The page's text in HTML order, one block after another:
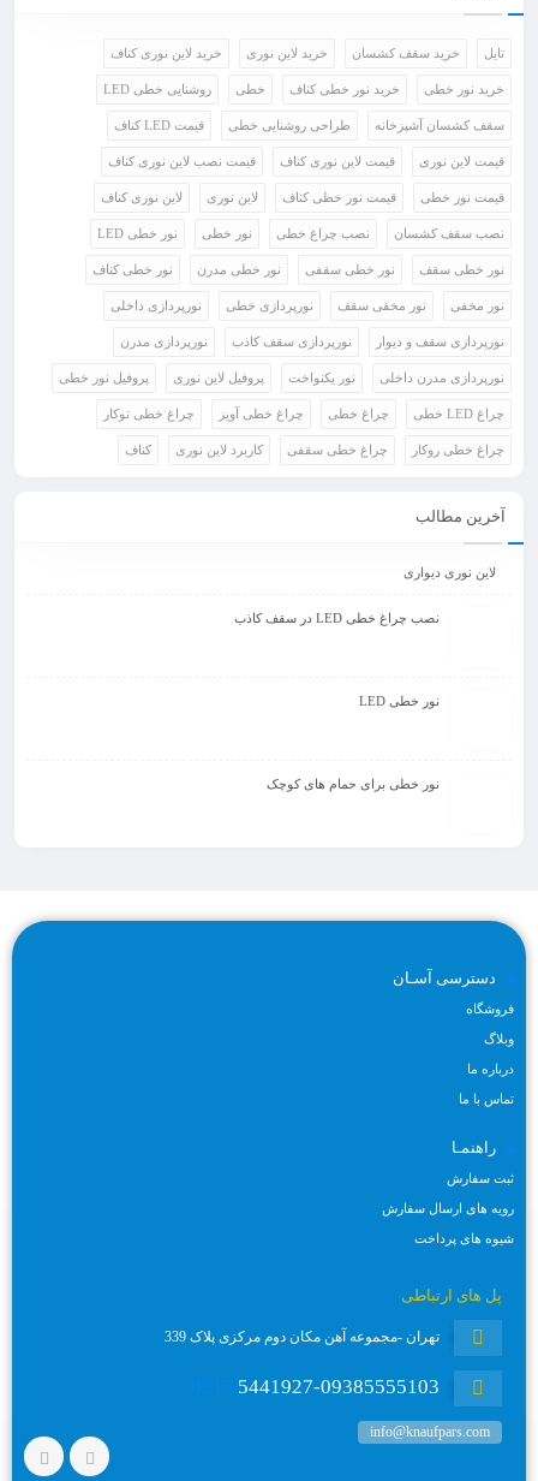
تایل خرید سقف کشسان خرید لاین نوری خرید لاین نوری کناف
خرید نور خطی خرید نور خطی کناف خطی روشنایی خطی LED
سقف کشسان آشپزخانه طراحی روشنایی خطی قیمت LED کناف
قیمت لاین نوری قیمت لاین نوری کناف قیمت نصب لاین نوری کناف
قیمت نور خطی قیمت نور خطی کناف لاین نوری لاین نوری کناف
نصب سقف کشسان نصب چراغ خطی نور خطی نور خطی LED
نور خطی سقف نور خطی سقفی نور خطی مدرن نور خطی کناف
نور مخفی نور مخفی سقف نورپردازی خطی نورپردازی داخلی
نورپردازی سقف و دیوار نورپردازی سقف کاذب نورپردازی مدرن
نورپردازی مدرن داخلی نور یکنواخت پروفیل لاین نوری پروفیل نور خطی
چراغ LED خطی چراغ خطی چراغ خطی آویز چراغ خطی توکار
چراغ خطی روکار چراغ خطی سقفی کاربرد لاین نوری کناف
آخرین مطالب
لاین نوری دیواری
نصب چراغ خطی LED در سقف کاذب
نور خطی LED
نور خطی برای حمام های کوچک
دسترسی آسـان
فروشگاه
وبلاگ
درباره ما
تماس با ما
راهنمـا
ثبت سفارش
رویه های ارسال سفارش
شیوه های پرداخت
پل های ارتباطی
تهران -مجموعه آهن مکان دوم مرکزی پلاک 339
0215 5441927-09385555103
info@knaufpars.com